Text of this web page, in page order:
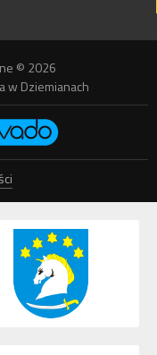
© 2026
w Dziemianach